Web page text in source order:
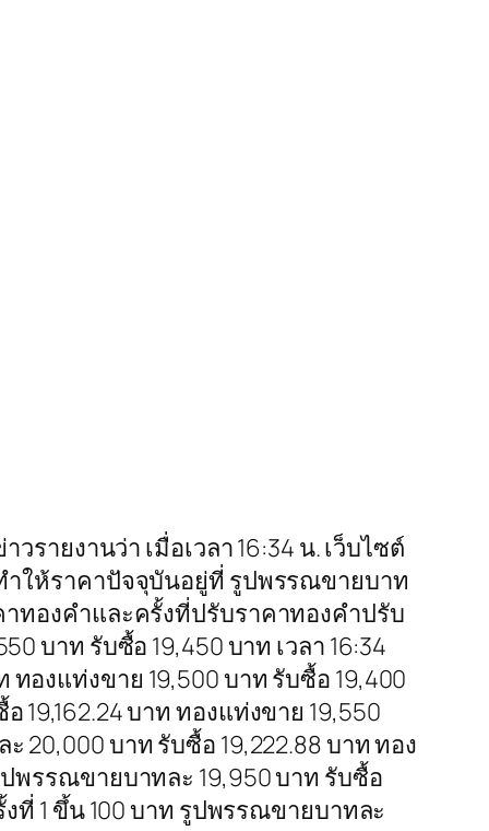
รายงานว่า เมื่อเวลา 16:34 น. เว็บไซต์
ำให้ราคาปัจจุบันอยู่ที่ รูปพรรณขายบาท
าทองคำและครั้งที่ปรับราคาทองคำปรับ
บาท รับซื้อ 19,450 บาท เวลา 16:34
องแท่งขาย 19,500 บาท รับซื้อ 19,400
19,162.24 บาท ทองแท่งขาย 19,550
20,000 บาท รับซื้อ 19,222.88 บาท ทอง
ปพรรณขายบาทละ 19,950 บาท รับซื้อ
งที่ 1 ขึ้น 100 บาท รูปพรรณขายบาทละ